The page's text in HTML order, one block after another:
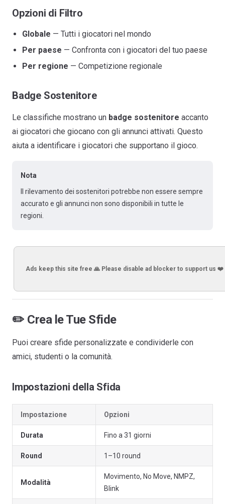
Opzioni di Filtro
Globale — Tutti i giocatori nel mondo
Per paese — Confronta con i giocatori del tuo paese
Per regione — Competizione regionale
Badge Sostenitore
Le classifiche mostrano un badge sostenitore accanto
ai giocatori che giocano con gli annunci attivati. Questo
aiuta a identificare i giocatori che supportano il gioco.
Nota
Il rilevamento dei sostenitori potrebbe non essere sempre
accurato e gli annunci non sono disponibili in tutte le
regioni.
Ads keep this site free 🙏 Please disable ad blocker to support us ❤️
✏️ Crea le Tue Sfide
Puoi creare sfide personalizzate e condividerle con
amici, studenti o la comunità.
Impostazioni della Sfida
Impostazione Opzioni
Durata Fino a 31 giorni
Round 1–10 round
Modalità
Movimento, No Move, NMPZ,
Blink